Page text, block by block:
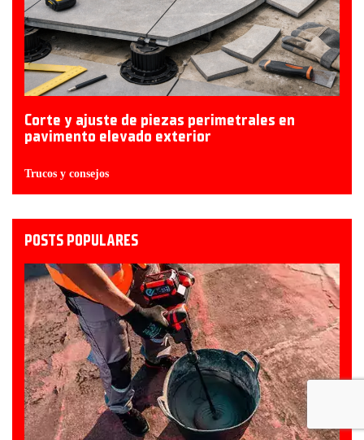
Corte y ajuste de piezas perimetrales en
pavimento elevado exterior
Trucos y consejos
POSTS POPULARES